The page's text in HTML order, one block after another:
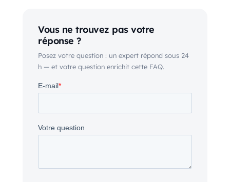
Vous ne trouvez pas votre
réponse ?
Posez votre question : un expert répond sous 24
h — et votre question enrichit cette FAQ.